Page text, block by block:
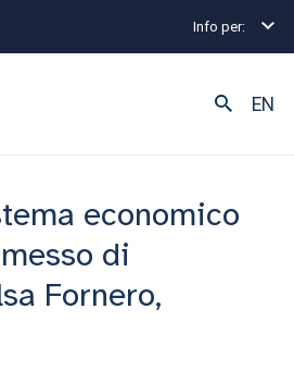
Info per:
EN
Liceo Umberto I
I
economico
di
Fornero,